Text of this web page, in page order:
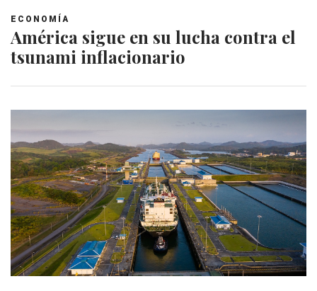
ECONOMÍA
América sigue en su lucha contra el
tsunami inflacionario